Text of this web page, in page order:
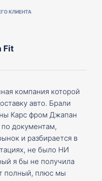
КЛИЕНТА
Fit
компания которой
авто. Брали
Карс фром Джапан
документам,
и разбирается в
не было НИ
я бы не получила
полный, плюс мы